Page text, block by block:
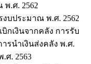
พ.ศ. 2562
บประมาณ พ.ศ. 2562
กเงินจากคลัง การรับ
ารนำเงินส่งคลัง พ.ศ.
ศ. 2563